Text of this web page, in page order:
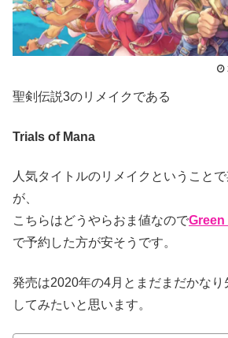
聖剣伝説3のリメイクである
Trials of Mana
人気タイトルのリメイクということ
が、
こちらはどうやらおま値なのでGreen
で予約した方が安そうです。
発売は2020年の4月とまだまだかな
してみたいと思います。